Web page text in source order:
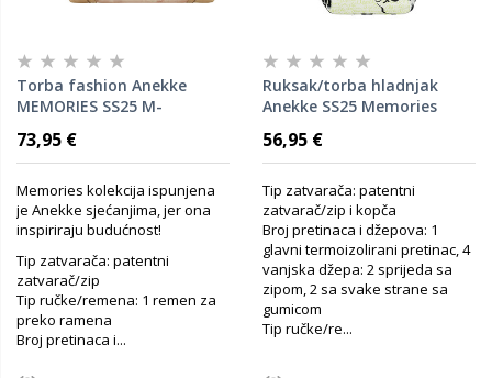
Torba fashion Anekke
MEMORIES SS25 M-
73,95 €
Memories kolekcija ispunjena
je Anekke sjećanjima, jer ona
inspiriraju budućnost!
Tip zatvarača: patentni
zatvarač/zip
Tip ručke/remena: 1 remen za
preko ramena
Broj pretinaca i...
Ruksak/torba hladnjak
Anekke SS25 Memories
56,95 €
Tip zatvarača: patentni
zatvarač/zip i kopča
Broj pretinaca i džepova: 1
glavni termoizolirani pretinac, 4
vanjska džepa: 2 sprijeda sa
zipom, 2 sa svake strane sa
gumicom
Tip ručke/re...